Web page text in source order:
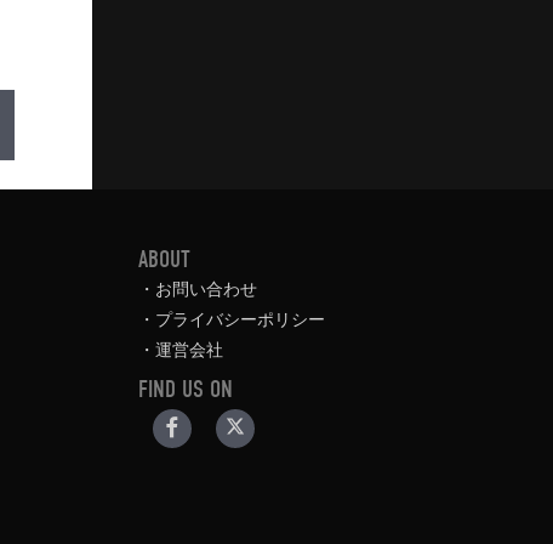
ABOUT
お問い合わせ
プライバシーポリシー
運営会社
FIND US ON